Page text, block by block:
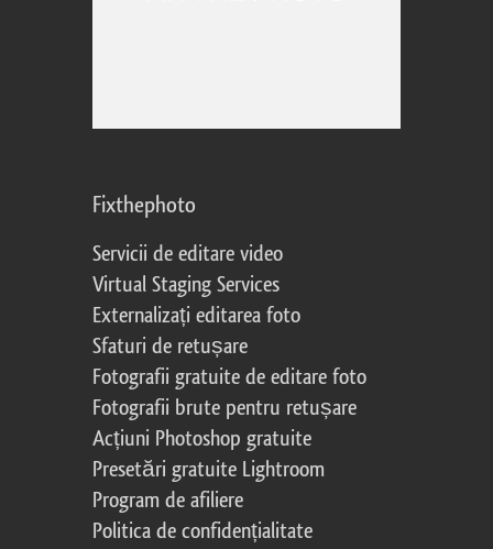
Fixthephoto
Servicii de editare video
Virtual Staging Services
Externalizați editarea foto
Sfaturi de retușare
Fotografii gratuite de editare foto
Fotografii brute pentru retușare
Acțiuni Photoshop gratuite
Presetări gratuite Lightroom
Program de afiliere
Politica de confidențialitate